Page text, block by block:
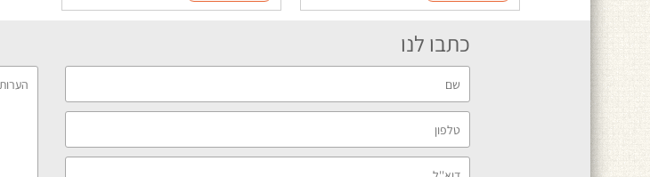
כתבו לנו